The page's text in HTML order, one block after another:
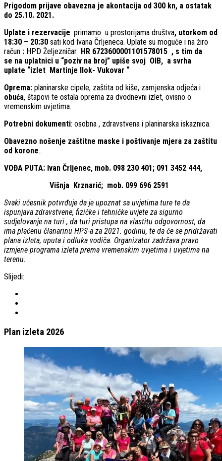
Prigodom prijave obavezna je akontacija od 300 kn, a ostatak
do 25.10. 2021.
Uplate i rezervacije: primamo u prostorijama društva, utorkom od
18:30 – 20:30 sati kod Ivana Črljeneca. Uplate su moguće i na žiro
račun : HPD Željezničar HR 6723600001101578015 , s tim da
se na uplatnici u “poziv na broj” upiše svoj OIB, a svrha
uplate “izlet Martinje Ilok- Vukovar “
Oprema: planinarske cipele, zaštita od kiše, zamjenska odjeća i
obuća, štapovi te ostala oprema za dvodnevni izlet, ovisno o
vremenskim uvjetima.
Potrebni dokumenti: osobna , zdravstvena i planinarska iskaznica.
Obavezno nošenje zaštitne maske i poštivanje mjera za zaštitu
od korone..
VOĐA PUTA: Ivan Črljenec, mob. 098 230 401; 091 3452 444,
Višnja Krznarić; mob. 099 696 2591
Svaki učesnik potvrđuje da je upoznat sa uvjetima ture te da
ispunjava zdravstvene, fizičke i tehničke uvjete za sigurno
sudjelovanje na turi , da turi pristupa na vlastitu odgovornost, da
ima plaćenu članarinu HPS-a za 2021. godinu, te da će se pridržavati
plana izleta, uputa i odluka vodiča. Organizator zadržava pravo
izmjene programa izleta prema vremenskim uvjetima i uvjetima na
terenu.
Slijedi:
Plan izleta 2026